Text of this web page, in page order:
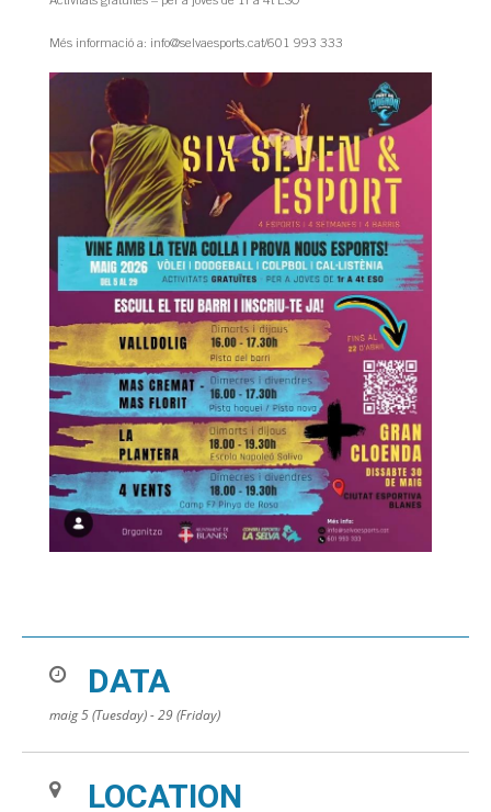
Més informació a: info@selvaesports.cat/601 993 333
DATA
maig 5 (Tuesday) - 29 (Friday)
LOCATION